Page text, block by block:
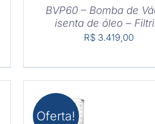
BVP60 – Bomba de
isenta de óleo –
R$3.419,00
Oferta!